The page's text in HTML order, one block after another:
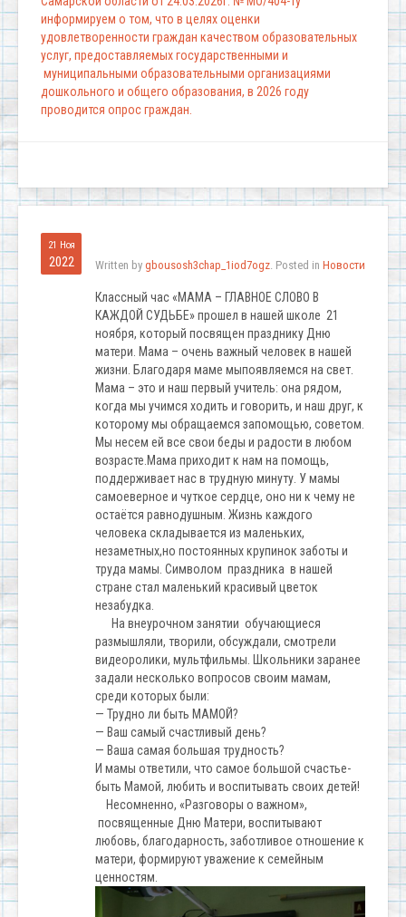
информируем о том, что в целях оценки
удовлетворенности граждан качеством образовательных
услуг, предоставляемых государственными и
муниципальными образовательными организациями
дошкольного и общего образования, в 2026 году
проводится опрос граждан.
21 Ноя
2022 Written by gbousosh3chap_1iod7ogz. Posted in Новости
Классный час «МАМА – ГЛАВНОЕ СЛОВО В
КАЖДОЙ СУДЬБЕ» прошел в нашей школе 21
ноября, который посвящен празднику Дню
матери. Мама – очень важный человек в нашей
жизни. Благодаря маме мыпоявляемся на свет.
Мама – это и наш первый учитель: она рядом,
когда мы учимся ходить и говорить, и наш друг, к
которому мы обращаемся запомощью, советом.
Мы несем ей все свои беды и радости в любом
возрасте.Мама приходит к нам на помощь,
поддерживает нас в трудную минуту. У мамы
самоеверное и чуткое сердце, оно ни к чему не
остаётся равнодушным. Жизнь каждого
человека складывается из маленьких,
незаметных,но постоянных крупинок заботы и
труда мамы. Символом праздника в нашей
стране стал маленький красивый цветок
незабудка.
На внеурочном занятии обучающиеся
размышляли, творили, обсуждали, смотрели
видеоролики, мультфильмы. Школьники заранее
задали несколько вопросов своим мамам,
среди которых были:
— Трудно ли быть МАМОЙ?
— Ваш самый счастливый день?
— Ваша самая большая трудность?
И мамы ответили, что самое большой счастье-
быть Мамой, любить и воспитывать своих детей!
Несомненно, «Разговоры о важном»,
посвященные Дню Матери, воспитывают
любовь, благодарность, заботливое отношение к
матери, формируют уважение к семейным
ценностям.